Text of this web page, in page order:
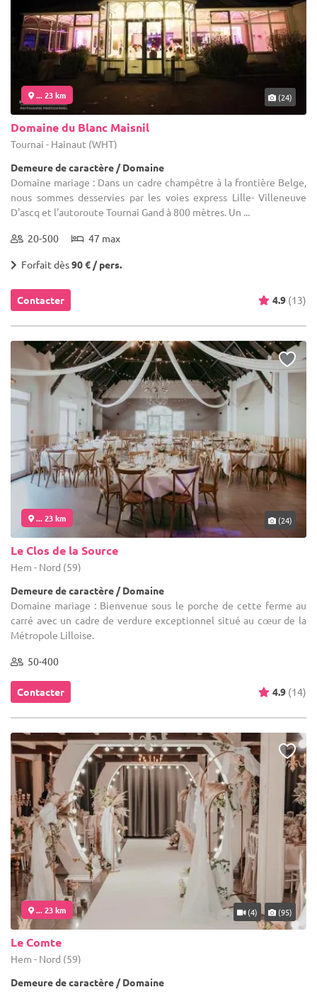
... 23 km (24)
Domaine du Blanc Maisnil
Tournai - Hainaut (WHT)
Demeure de caractère / Domaine
Domaine mariage : Dans un cadre champêtre à la frontière Belge,
nous sommes desservies par les voies express Lille- Villeneuve
D'ascq et l'autoroute Tournai Gand à 800 mètres. Un ...
20-500 47 max
Forfait dès90 € / pers.
Contacter 4.9 (13)
... 23 km (24)
Le Clos de la Source
Hem - Nord (59)
Demeure de caractère / Domaine
Domaine mariage : Bienvenue sous le porche de cette ferme au
carré avec un cadre de verdure exceptionnel situé au cœur de la
Métropole Lilloise.
50-400
Contacter 4.9 (14)
... 23 km (4) (95)
Le Comte
Hem - Nord (59)
Demeure de caractère / Domaine